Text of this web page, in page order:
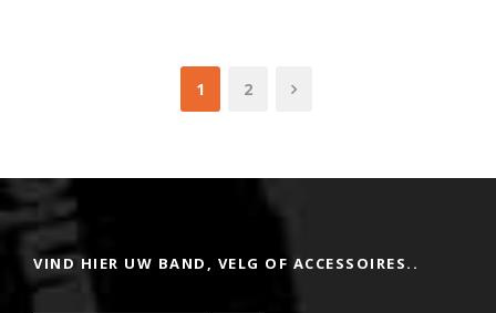
1 2
VIND HIER UW BAND, VELG OF ACCESSOIRES..